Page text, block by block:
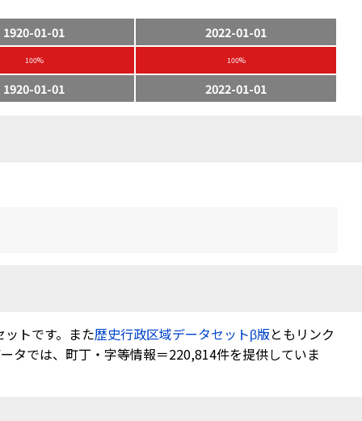
1920-01-01 2022-01-01
100% 100%
1920-01-01 2022-01-01
トです。また歴史行政区域データセットβ版ともリンク
タでは、町丁・字等情報＝220,814件を提供していま